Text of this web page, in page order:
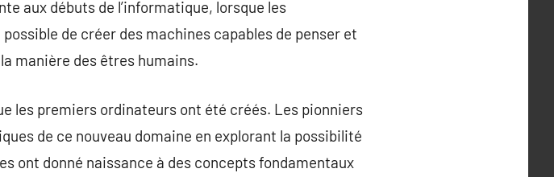
aux débuts de l’informatique, lorsque les
de créer des machines capables de penser et
manière des êtres humains.
les premiers ordinateurs ont été créés. Les pionniers
de ce nouveau domaine en explorant la possibilité
ont donné naissance à des concepts fondamentaux